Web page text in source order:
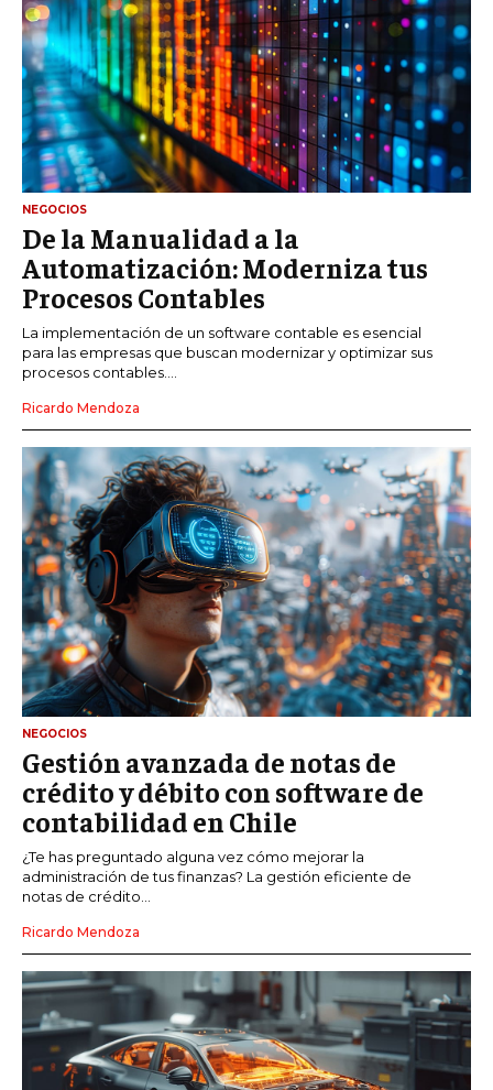
NEGOCIOS
De la Manualidad a la
Automatización: Moderniza tus
Procesos Contables
La implementación de un software contable es esencial
para las empresas que buscan modernizar y optimizar sus
procesos contables....
Ricardo Mendoza
NEGOCIOS
Gestión avanzada de notas de
crédito y débito con software de
contabilidad en Chile
¿Te has preguntado alguna vez cómo mejorar la
administración de tus finanzas? La gestión eficiente de
notas de crédito...
Ricardo Mendoza